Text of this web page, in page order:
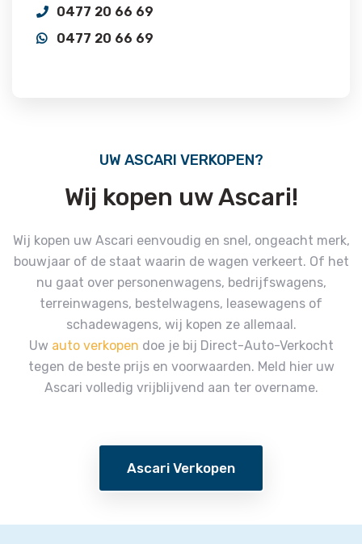
0477 20 66 69
0477 20 66 69
UW ASCARI VERKOPEN?
Wij kopen uw Ascari!
Wij kopen uw Ascari eenvoudig en snel, ongeacht merk,
bouwjaar of de staat waarin de wagen verkeert. Of het
nu gaat over personenwagens, bedrijfswagens,
terreinwagens, bestelwagens, leasewagens of
schadewagens, wij kopen ze allemaal.
Uw auto verkopen doe je bij Direct-Auto-Verkocht
tegen de beste prijs en voorwaarden. Meld hier uw
Ascari volledig vrijblijvend aan ter overname.
Ascari Verkopen